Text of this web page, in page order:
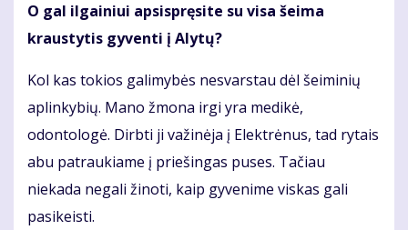
O gal ilgainiui apsispręsite su visa šeima
kraustytis gyventi į Alytų?
Kol kas tokios galimybės nesvarstau dėl šeiminių
aplinkybių. Mano žmona irgi yra medikė,
odontologė. Dirbti ji važinėja į Elektrėnus, tad rytais
abu patraukiame į priešingas puses. Tačiau
niekada negali žinoti, kaip gyvenime viskas gali
pasikeisti.